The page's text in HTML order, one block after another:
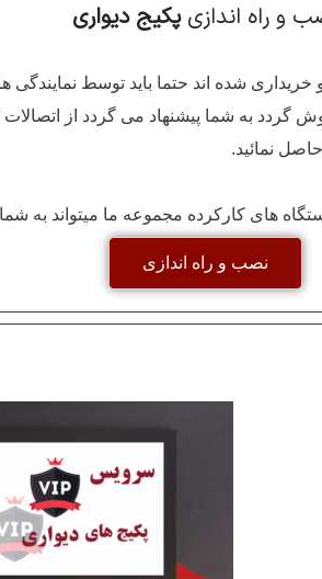
و راه اندازیپکیج دیواری
خریداری شده اند حتما باید توسط نمایندگی
به شما پیشنهاد می گردد از اتصالات نو
نمائید.
های کارکرده مجموعه ما میتواند به
نصب و راه اندازی